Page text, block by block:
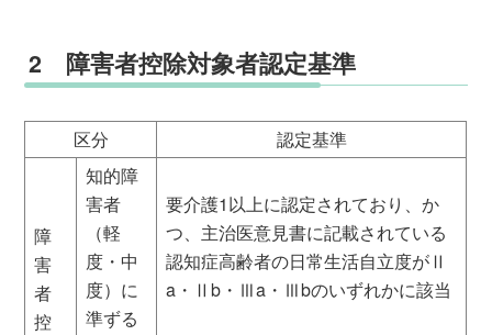
2 障害者控除対象者認定基準
区分 認定基準
障
害
者
控
知的障
害者
（軽
度・中
度）に
準ずる
要介護1以上に認定されており、か
つ、主治医意見書に記載されている
認知症高齢者の日常生活自立度がⅡ
a・Ⅱb・Ⅲa・Ⅲbのいずれかに該当